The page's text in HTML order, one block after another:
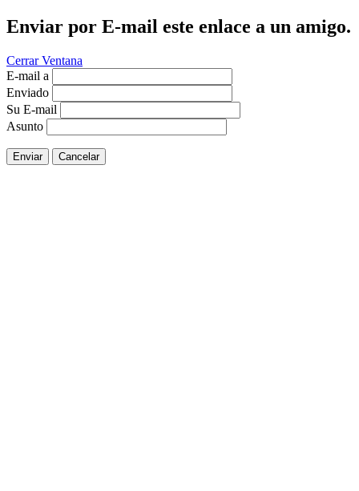
Enviar por E-mail este enlace a un amigo.
Cerrar Ventana
E-mail a
Enviado
Su E-mail
Asunto
Enviar Cancelar